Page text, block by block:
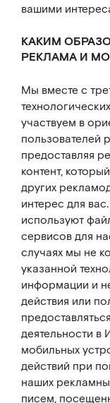
вашими
КАКИМ
РЕКЛАМА И
Мы вместе с
участвуем в
пользователей
предоставляя
контент,
других
интерес для
используют
сервисов для
случаях мы не
указанной
информации и
действия или
деятельности в
мобильных
действий при
наших
писем,